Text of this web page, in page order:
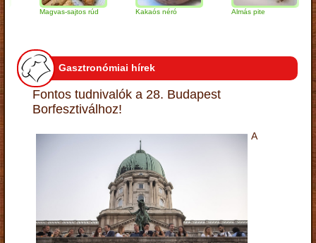
Magvas-sajtos rúd Kakaós néró Almás pite
Gasztronómiai hírek
Fontos tudnivalók a 28. Budapest
Borfesztiválhoz!
A